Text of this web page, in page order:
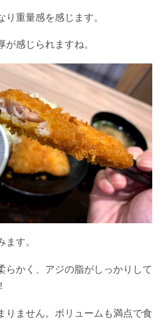
重量感を感じます。
が感じられますね。
ます。
らかく、アジの脂がしっかりして
りません。ボリュームも満点で食